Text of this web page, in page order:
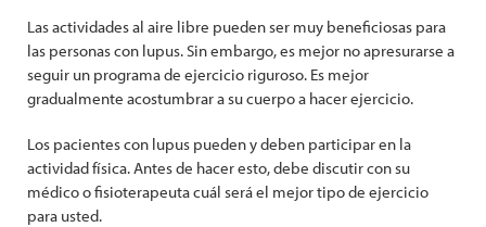
Las actividades al aire libre pueden ser muy beneficiosas para
las personas con lupus. Sin embargo, es mejor no apresurarse a
seguir un programa de ejercicio riguroso. Es mejor
gradualmente acostumbrar a su cuerpo a hacer ejercicio.
Los pacientes con lupus pueden y deben participar en la
actividad física. Antes de hacer esto, debe discutir con su
médico o fisioterapeuta cuál será el mejor tipo de ejercicio
para usted.